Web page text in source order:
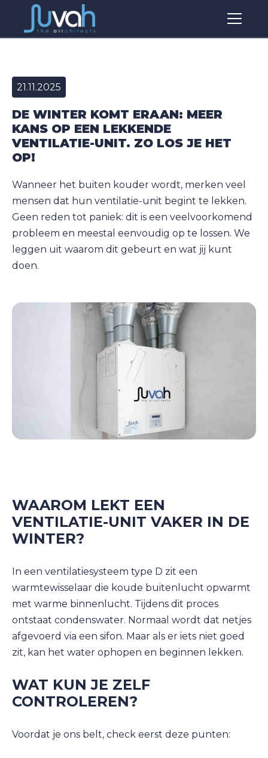
21.11.2025
DE WINTER KOMT ERAAN: MEER
KANS OP EEN LEKKENDE
VENTILATIE-UNIT. ZO LOS JE HET
OP!
Wanneer het buiten kouder wordt, merken veel
mensen dat hun ventilatie-unit begint te lekken.
Geen reden tot paniek: dit is een veelvoorkomend
probleem en meestal eenvoudig op te lossen. We
leggen uit waarom dit gebeurt en wat jij kunt
doen.
WAAROM LEKT EEN
VENTILATIE-UNIT VAKER IN DE
WINTER?
In een ventilatiesysteem type D zit een
warmtewisselaar die koude buitenlucht opwarmt
met warme binnenlucht. Tijdens dit proces
ontstaat condenswater. Normaal wordt dat netjes
afgevoerd via een sifon. Maar als er iets niet goed
zit, kan het water ophopen en beginnen lekken.
WAT KUN JE ZELF
CONTROLEREN?
Voordat je ons belt, check eerst deze punten: